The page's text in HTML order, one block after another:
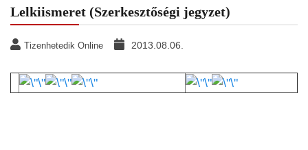
Lelkiismeret (Szerkesztőségi jegyzet)
Tizenhetedik Online 2013.08.06.